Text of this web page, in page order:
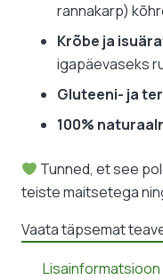
rannakarp)
Krõbe ja
igapäevaseks
Gluteeni- ja
100%
Tunned, et see
teiste maitsetega
Vaata täpsemat
Lisainformatsioon